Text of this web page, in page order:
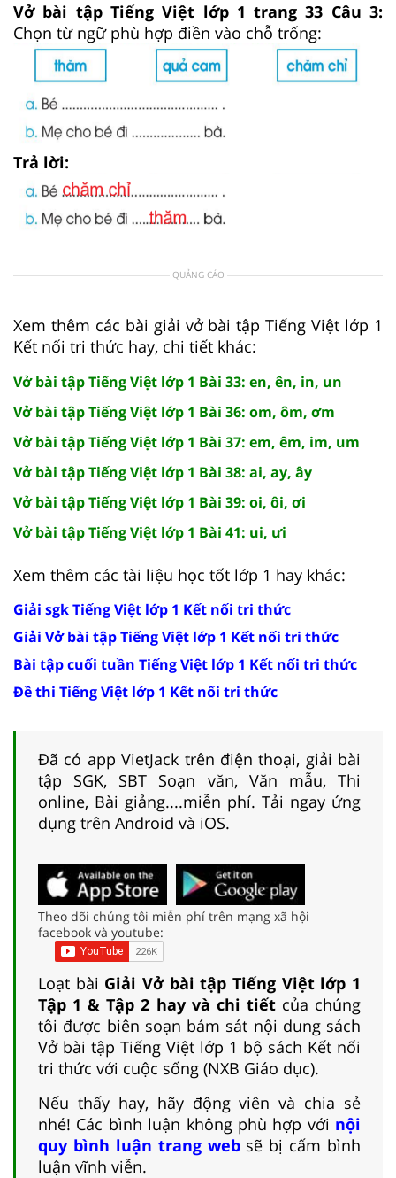
Vở bài tập Tiếng Việt lớp 1 trang 33 Câu 3:
Chọn từ ngữ phù hợp điền vào chỗ trống:
Trả lời:
QUẢNG CÁO
Xem thêm các bài giải vở bài tập Tiếng Việt lớp 1
Kết nối tri thức hay, chi tiết khác:
Vở bài tập Tiếng Việt lớp 1 Bài 33: en, ên, in, un
Vở bài tập Tiếng Việt lớp 1 Bài 36: om, ôm, ơm
Vở bài tập Tiếng Việt lớp 1 Bài 37: em, êm, im, um
Vở bài tập Tiếng Việt lớp 1 Bài 38: ai, ay, ây
Vở bài tập Tiếng Việt lớp 1 Bài 39: oi, ôi, ơi
Vở bài tập Tiếng Việt lớp 1 Bài 41: ui, ưi
Xem thêm các tài liệu học tốt lớp 1 hay khác:
Giải sgk Tiếng Việt lớp 1 Kết nối tri thức
Giải Vở bài tập Tiếng Việt lớp 1 Kết nối tri thức
Bài tập cuối tuần Tiếng Việt lớp 1 Kết nối tri thức
Đề thi Tiếng Việt lớp 1 Kết nối tri thức
Đã có app VietJack trên điện thoại, giải bài
tập SGK, SBT Soạn văn, Văn mẫu, Thi
online, Bài giảng....miễn phí. Tải ngay ứng
dụng trên Android và iOS.
Theo dõi chúng tôi miễn phí trên mạng xã hội
facebook và youtube:
Loạt bài Giải Vở bài tập Tiếng Việt lớp 1
Tập 1 & Tập 2 hay và chi tiếtcủa chúng
tôi được biên soạn bám sát nội dung sách
Vở bài tập Tiếng Việt lớp 1 bộ sách Kết nối
tri thức với cuộc sống (NXB Giáo dục).
Nếu thấy hay, hãy động viên và chia sẻ
nhé! Các bình luận không phù hợp với nội
quy bình luận trang websẽ bị cấm bình
luận vĩnh viễn.